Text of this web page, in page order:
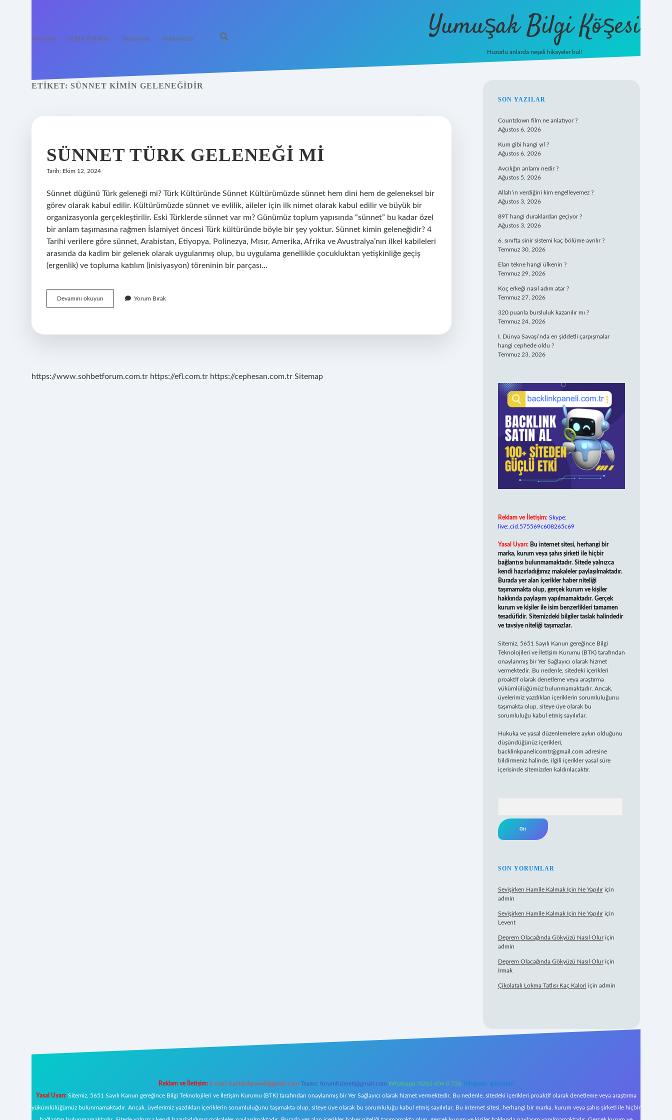
Anasayfa Gizlilik Politikası Yasal Uyarı Hakkımızda Yumuşak Bilgi Köşesi
Huzurlu anlarda neşeli hikayeler bul!
ETIKET: SÜNNET KIMIN GELENEĞIDIR
SÜNNET TÜRK GELENEĞI MI
Tarih: Ekim 12, 2024
Sünnet düğünü Türk geleneği mi? Türk Kültüründe Sünnet Kültürümüzde sünnet hem dini hem de geleneksel bir
görev olarak kabul edilir. Kültürümüzde sünnet ve evlilik, aileler için ilk nimet olarak kabul edilir ve büyük bir
organizasyonla gerçekleştirilir. Eski Türklerde sünnet var mı? Günümüz toplum yapısında “sünnet” bu kadar özel
bir anlam taşımasına rağmen İslamiyet öncesi Türk kültüründe böyle bir şey yoktur. Sünnet kimin geleneğidir? 4
Tarihi verilere göre sünnet, Arabistan, Etiyopya, Polinezya, Mısır, Amerika, Afrika ve Avustralya’nın ilkel kabileleri
arasında da kadim bir gelenek olarak uygulanmış olup, bu uygulama genellikle çocukluktan yetişkinliğe geçiş
(ergenlik) ve topluma katılım (inisiyasyon) töreninin bir parçası…
Devamını okuyun
Türk
Yorum Bırak
https://www.sohbetforum.com.tr https://efl.com.tr https://cephesan.com.tr Sitemap
SIDEBAR
SON YAZILAR
Countdown film ne anlatıyor ?
Ağustos 6, 2026
Kum gibi hangi yıl ?
Ağustos 6, 2026
Avcılığın anlamı nedir ?
Ağustos 5, 2026
Allah’ın verdiğini kim engelleyemez ?
Ağustos 3, 2026
89T hangi duraklardan geçiyor ?
Ağustos 3, 2026
6. sınıfta sinir sistemi kaç bölüme ayrılır ?
Temmuz 30, 2026
Elan tekne hangi ülkenin ?
Temmuz 29, 2026
Koç erkeği nasıl adım atar ?
Temmuz 27, 2026
320 puanla bursluluk kazanılır mı ?
Temmuz 24, 2026
I. Dünya Savaşı’nda en şiddetli çarpışmalar
hangi cephede oldu ?
Temmuz 23, 2026
Reklam ve İletişim: Skype:
live:.cid.575569c608265c69
Yasal Uyarı: Bu internet sitesi, herhangi bir
marka, kurum veya şahıs şirketi ile hiçbir
bağlantısı bulunmamaktadır. Sitede yalnızca
kendi hazırladığımız makaleler paylaşılmaktadır.
Burada yer alan içerikler haber niteliği
taşımamakta olup, gerçek kurum ve kişiler
hakkında paylaşım yapılmamaktadır. Gerçek
kurum ve kişiler ile isim benzerlikleri tamamen
tesadüfidir. Sitemizdeki bilgiler taslak halindedir
ve tavsiye niteliği taşımazlar.
Sitemiz, 5651 Sayılı Kanun gereğince Bilgi
Teknolojileri ve İletişim Kurumu (BTK) tarafından
onaylanmış bir Yer Sağlayıcı olarak hizmet
vermektedir. Bu nedenle, sitedeki içerikleri
proaktif olarak denetleme veya araştırma
yükümlülüğümüz bulunmamaktadır. Ancak,
üyelerimiz yazdıkları içeriklerin sorumluluğunu
taşımakta olup, siteye üye olarak bu
sorumluluğu kabul etmiş sayılırlar.
Hukuka ve yasal düzenlemelere aykırı olduğunu
düşündüğünüz içerikleri,
backlinkpanelicomtr@gmail.com adresine
bildirmeniz halinde, ilgili içerikler yasal süre
içerisinde sitemizden kaldırılacaktır.
SON YORUMLAR
Sevişirken Hamile Kalmak Için Ne Yapılıriçin
admin
Sevişirken Hamile Kalmak Için Ne Yapılıriçin
Levent
Deprem Olacağında Gökyüzü Nasıl Oluriçin
admin
Deprem Olacağında Gökyüzü Nasıl Oluriçin
Irmak
Çikolatalı Lokma Tatlısı Kaç Kalori için admin
Reklam ve İletişim: E-mail: backlinkpaneli@gmail.com Teams: forumhizmeti@gmail.com Whatsapp: 0262 606 0 726 Telegram: @karabul
Yasal Uyarı:Sitemiz, 5651 Sayılı Kanun gereğince Bilgi Teknolojileri ve İletişim Kurumu (BTK) tarafından onaylanmış bir Yer Sağlayıcı olarak hizmet vermektedir. Bu nedenle, sitedeki içerikleri proaktif olarak denetleme veya araştırma
yükümlülüğümüz bulunmamaktadır. Ancak, üyelerimiz yazdıkları içeriklerin sorumluluğunu taşımakta olup, siteye üye olarak bu sorumluluğu kabul etmiş sayılırlar. Bu internet sitesi, herhangi bir marka, kurum veya şahıs şirketi ile hiçbir